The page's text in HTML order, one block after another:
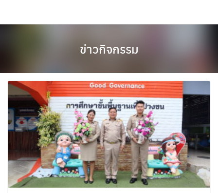
content
ข่าวกิจกรรม